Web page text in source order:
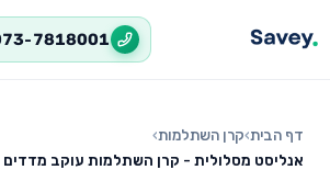
7818001
דף הבית›קרן השתלמות›
אנליסט מסלולית - קרן השתלמות עוקב מדדים